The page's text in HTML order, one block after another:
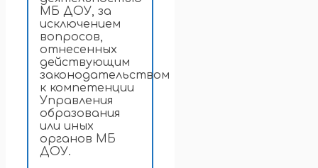
МБ ДОУ, за
исключением
вопросов,
отнесенных
действующим
законодательством
к компетенции
Управления
образования
или иных
органов МБ
ДОУ.